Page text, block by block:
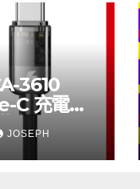
3610
C 充電線
價
JOSEPH